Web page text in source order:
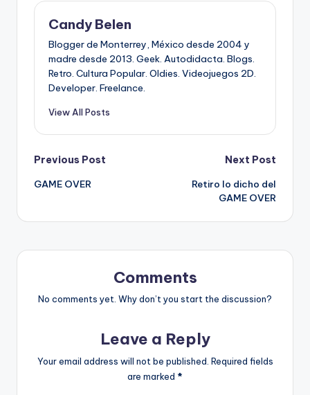
Candy Belen
Blogger de Monterrey, México desde 2004 y
madre desde 2013. Geek. Autodidacta. Blogs.
Retro. Cultura Popular. Oldies. Videojuegos 2D.
Developer. Freelance.
View All Posts
Post
navigation
Previous Post
GAME OVER
Next Post
Retiro lo dicho del
GAME OVER
Comments
No comments yet. Why don’t you start the discussion?
Leave a Reply
Your email address will not be published. Required fields
are marked *